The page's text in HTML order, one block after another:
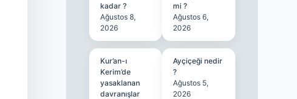
kadar ?
Ağustos 8,
2026
mi ?
Ağustos 6,
2026
Kur’an-ı
Kerim’de
yasaklanan
davranışlar
Ayçiçeği nedir
?
Ağustos 5,
2026